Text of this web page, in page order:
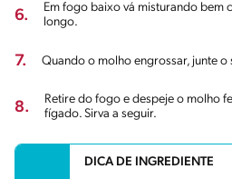
6.
Em fogo baixo vá misturando bem
longo.
7. Quando o molho engrossar, junte o
8.
Retire do fogo e despeje o molho
fígado. Sirva a seguir.
DICA DE INGREDIENTE